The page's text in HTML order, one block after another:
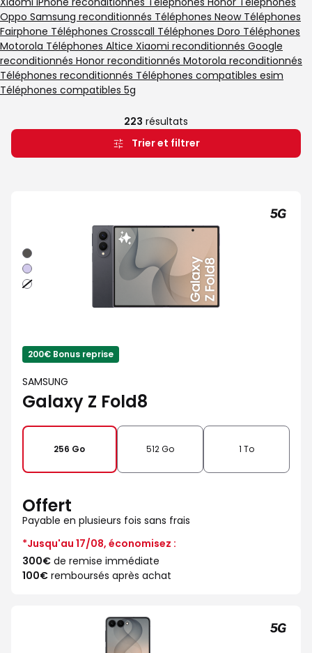
Oppo Samsung reconditionnés Téléphones Neow Téléphones
Fairphone Téléphones Crosscall Téléphones Doro Téléphones
Motorola Téléphones Altice Xiaomi reconditionnés Google
reconditionnés Honor reconditionnés Motorola reconditionnés
Téléphones reconditionnés Téléphones compatibles esim
Téléphones compatibles 5g
223 résultats
Trier et filtrer
Graphite
Violet
Blanc
200€ Bonus reprise
SAMSUNG
Galaxy Z Fold8
256 Go 512 Go 1 To
Offert
Payable en plusieurs fois sans frais
*Jusqu'au 17/08, économisez :
300€ de remise immédiate
100€ remboursés après achat